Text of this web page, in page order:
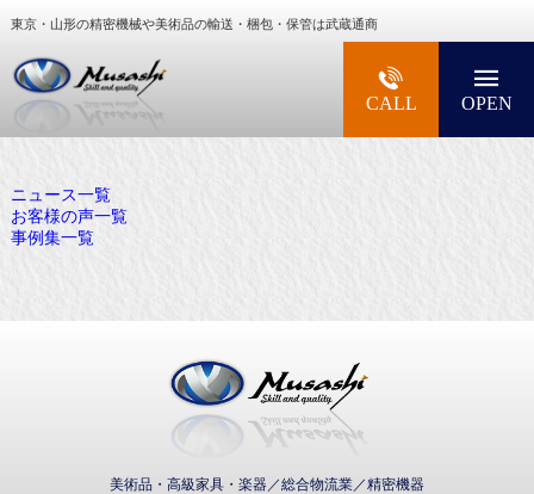
東京・山形の精密機械や美術品の輸送・梱包・保管は武蔵通商
大型精密機械・美術品・高級楽器の梱包・輸送
CALL OPEN
ニュース一覧
お客様の声一覧
事例集一覧
美術品・高級家具・楽器／総合物流業／精密機器